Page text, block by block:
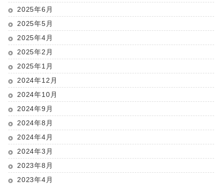
2025年6月
2025年5月
2025年4月
2025年2月
2025年1月
2024年12月
2024年10月
2024年9月
2024年8月
2024年4月
2024年3月
2023年8月
2023年4月